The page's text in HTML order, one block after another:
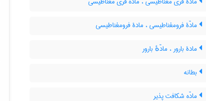
مادّۀ فرومغناطیسی ، مادۀ فرومغناطیسی
مادۀ بارور ، مادّهٔ بارور
بطانه
مادّه شکافت پذیر